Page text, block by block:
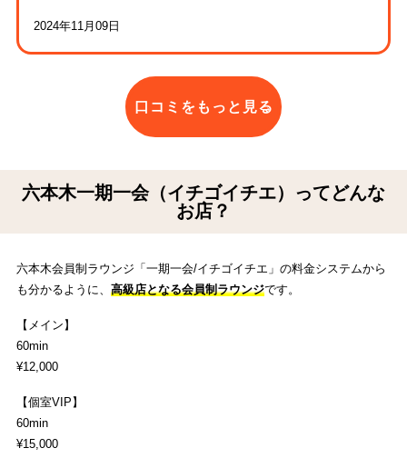
2024年11月09日
口コミをもっと見る
六本木一期一会（イチゴイチエ）ってどんな
お店？
六本木会員制ラウンジ「一期一会/イチゴイチエ」の料金システムから
も分かるように、 高級店となる会員制ラウンジです。
【メイン】
60min
¥12,000
【個室VIP】
60min
¥15,000